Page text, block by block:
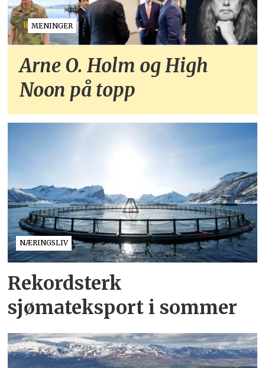
MENINGER
Arne O. Holm og High
Noon på topp
NÆRINGSLIV
Rekordsterk
sjømateksport i sommer